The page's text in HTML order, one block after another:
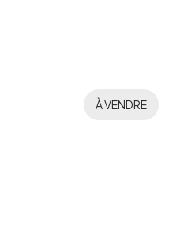
À VENDRE